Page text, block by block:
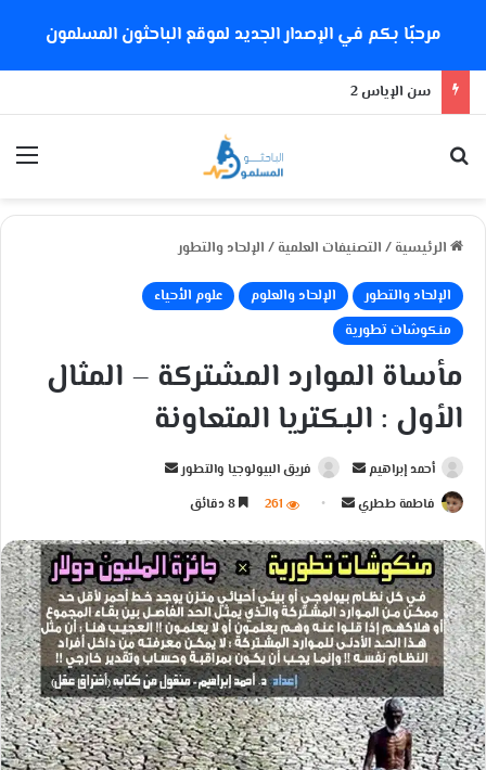
مرحبًا بكم في الإصدار الجديد لموقع الباحثون المسلمون
سن الإياس 2
الرئيسية / التصنيفات العلمية / الإلحاد والتطور
الإلحاد والتطور الإلحاد والعلوم
علوم الأحياء
منكوشات تطورية
مأساة الموارد المشتركة – المثال
الأول : البكتريا المتعاونة
أحمد إبراهيم
ر
ل
ب
ر
ي
د
ا
إ
ل
ك
فريق البيولوجيا والتطور
ل
ب
ر
ي
د
ا
إ
ل
ك
فاطمة ططري
س
ل
ب
ر
ي
د
ا
إ
ل
261